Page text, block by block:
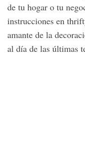
de tu hogar o tu
instrucciones en
amante de la
al día de las últimas